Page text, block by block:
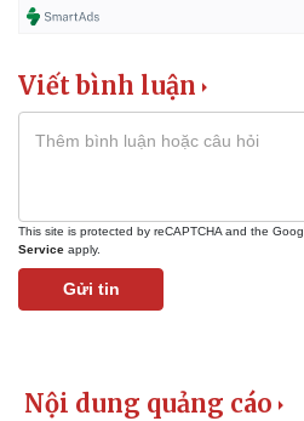
Viết bình luận
This site is protected by reCAPTCHA and the
Service apply.
Gửi tin